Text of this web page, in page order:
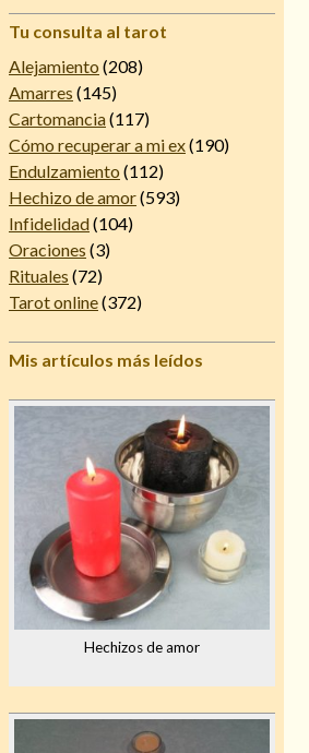
Tu consulta al tarot
Alejamiento (208)
Amarres (145)
Cartomancia(117)
Cómo recuperar a mi ex(190)
Endulzamiento (112)
Hechizo de amor(593)
Infidelidad(104)
Oraciones (3)
Rituales (72)
Tarot online(372)
Mis artículos más leídos
Hechizos de amor